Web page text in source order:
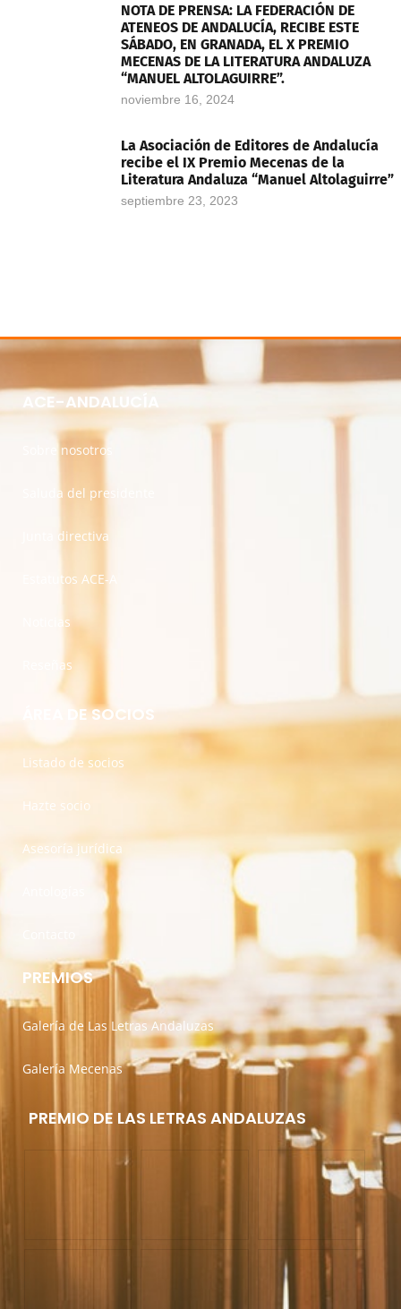
NOTA DE PRENSA: LA FEDERACIÓN DE
ATENEOS DE ANDALUCÍA, RECIBE ESTE
SÁBADO, EN GRANADA, EL X PREMIO
MECENAS DE LA LITERATURA ANDALUZA
“MANUEL ALTOLAGUIRRE”.
noviembre 16, 2024
La Asociación de Editores de Andalucía
recibe el IX Premio Mecenas de la
Literatura Andaluza “Manuel Altolaguirre”
septiembre 23, 2023
ACE-ANDALUCÍA
Sobre nosotros
Saluda del presidente
Junta directiva
Estatutos ACE-A
Noticias
Reseñas
ÁREA DE SOCIOS
Listado de socios
Hazte socio
Asesoría jurídica
PREMIOS
Galería de Las Letras Andaluzas
Galería Mecenas
PREMIO DE LAS LETRAS ANDALUZAS